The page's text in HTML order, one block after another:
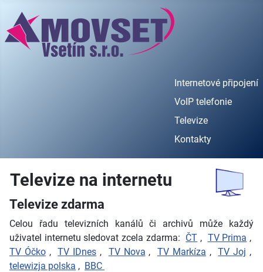
Internetové připojení
VoIP telefonie
Televize
Kontakty
Televize na internetu
Televize zdarma
Celou řadu televizních kanálů či archivů může každý
uživatel internetu sledovat zcela zdarma: ČT , TV Prima ,
TV Óčko,TV IDnes , TV Nova ,TV Markíza ,TV Joj ,
telewizja polska , BBC